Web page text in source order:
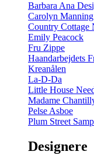
Barbara Ana
Carolyn
Country Cottage
Emily Peacock
Fru Zippe
Haandarbejdets
Kreanålen
La-D-Da
Little House
Madame
Pelse Asboe
Plum Street
Designere